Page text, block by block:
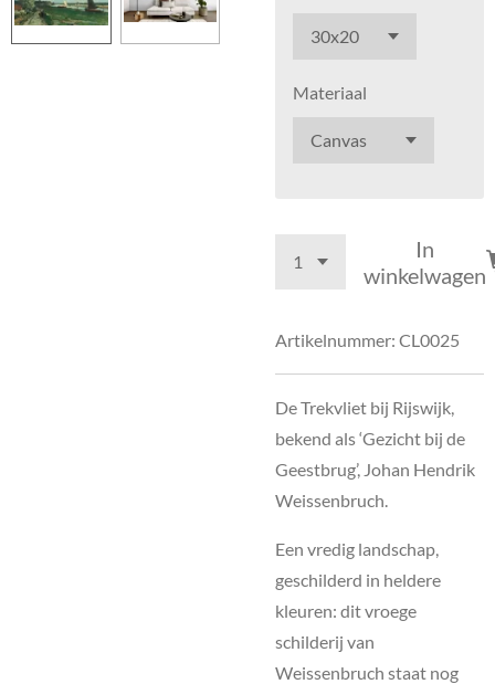
Materiaal
In
winkelwagen
Artikelnummer: CL0025
De Trekvliet bij Rijswijk,
bekend als ‘Gezicht bij de
Geestbrug’, Johan Hendrik
Weissenbruch.
Een vredig landschap,
geschilderd in heldere
kleuren: dit vroege
schilderij van
Weissenbruch staat nog